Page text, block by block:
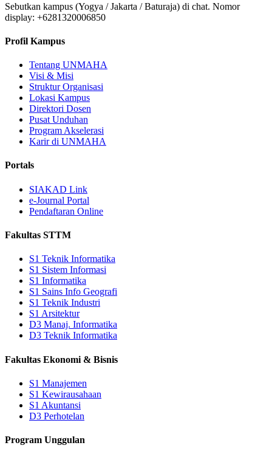
Sebutkan kampus (Yogya / Jakarta / Baturaja) di chat. Nomor
display: +6281320006850
Profil Kampus
Tentang UNMAHA
Visi & Misi
Struktur Organisasi
Lokasi Kampus
Direktori Dosen
Pusat Unduhan
Program Akselerasi
Karir di UNMAHA
Portals
SIAKAD Link
e-Journal Portal
Pendaftaran Online
Fakultas STTM
S1 Teknik Informatika
S1 Sistem Informasi
S1 Informatika
S1 Sains Info Geografi
S1 Teknik Industri
S1 Arsitektur
D3 Manaj. Informatika
D3 Teknik Informatika
Fakultas Ekonomi & Bisnis
S1 Manajemen
S1 Kewirausahaan
S1 Akuntansi
D3 Perhotelan
Program Unggulan